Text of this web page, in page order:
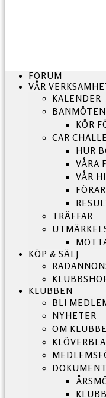
FORUM
VÅR
KALENDER
BANMÖTEN
KÖR
CAR
HUR
VÅRA
VÅR
TRÄFFAR
KÖP & SÄLJ
KLUBBEN
BLI
NYHETER
OM
DOKUMENT